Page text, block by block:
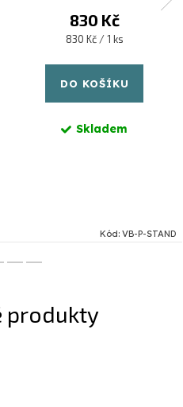
830 Kč
Měrná
830 Kč / 1 ks
DO KOŠÍKU
Skladem
Kód: VB-P-STAND